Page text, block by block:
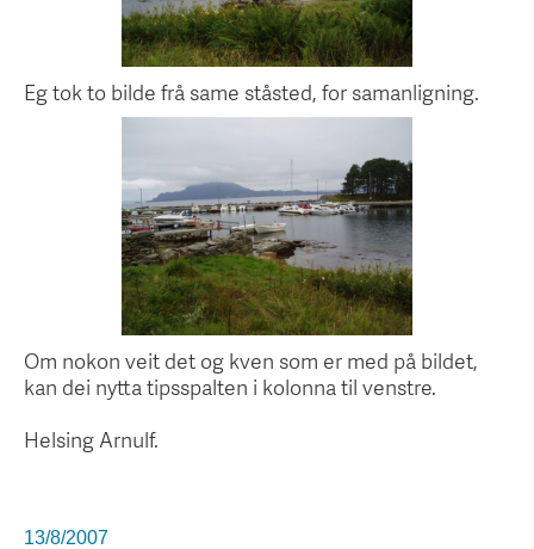
Eg tok to bilde frå same ståsted, for samanligning.
Om nokon veit det og kven som er med på bildet,
kan dei nytta tipsspalten i kolonna til venstre.
Helsing Arnulf.
13/8/2007